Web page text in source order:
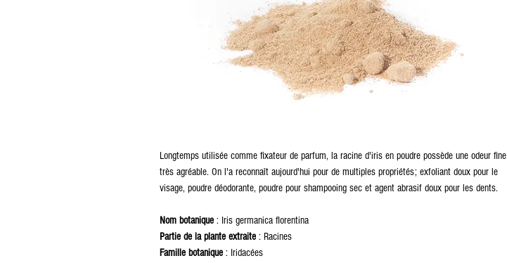
Longtemps utilisée comme fixateur de parfum, la racine d'iris en poudre possède une odeur fine
très agréable. On l'a reconnaît aujourd'hui pour de multiples propriétés; exfoliant doux pour le
visage, poudre déodorante, poudre pour shampooing sec et agent abrasif doux pour les dents.
Nom botanique : Iris germanica florentina
Partie de la plante extraite : Racines
Famille botanique : Iridacées